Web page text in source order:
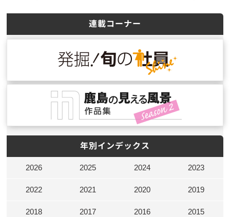
連載コーナー
年別インデックス
2026 2025 2024 2023
2022 2021 2020 2019
2018 2017 2016 2015